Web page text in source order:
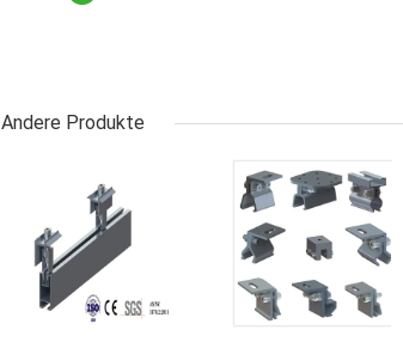
Andere Produkte